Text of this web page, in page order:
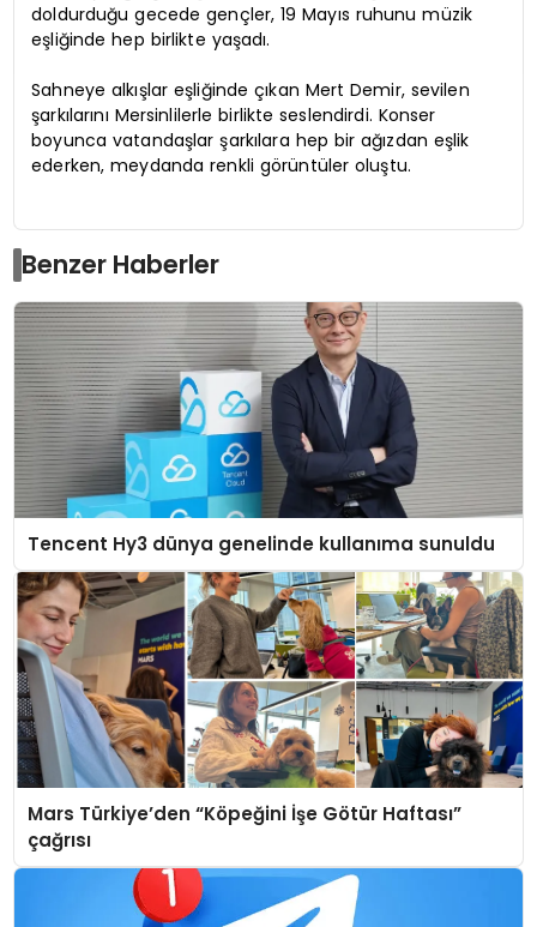
doldurduğu gecede gençler, 19 Mayıs ruhunu müzik
eşliğinde hep birlikte yaşadı.
Sahneye alkışlar eşliğinde çıkan Mert Demir, sevilen
şarkılarını Mersinlilerle birlikte seslendirdi. Konser
boyunca vatandaşlar şarkılara hep bir ağızdan eşlik
ederken, meydanda renkli görüntüler oluştu.
Benzer Haberler
Tencent Hy3 dünya genelinde kullanıma sunuldu
Mars Türkiye’den “Köpeğini İşe Götür Haftası”
çağrısı